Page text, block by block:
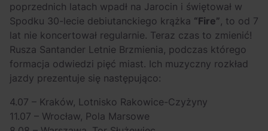
nocne koncerty
warte uwagi!
najciekawszych
wydarzeń w polskim
rapie [czerwiec i
lipiec 2026]
poprzednich latach wpadł na Jarocin i świętował w
Spodku 30-lecie debiutanckiego krążka “Fire”, to od 7
lat nie koncertował regularnie. Teraz czas to zmienić!
Rusza Santander Letnie Brzmienia, podczas którego
formacja odwiedzi pięć miast. Ich muzyczny rozkład
jazdy prezentuje się następująco:
4.07 – Kraków, Lotnisko Rakowice-Czyżyny
11.07 – Wrocław, Pola Marsowe